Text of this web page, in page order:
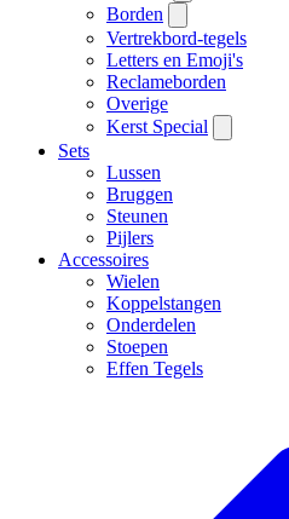
Borden
Vertrekbord-tegels
Letters en Emoji's
Reclameborden
Overige
Kerst Special
Sets
Lussen
Bruggen
Steunen
Pijlers
Accessoires
Wielen
Koppelstangen
Onderdelen
Stoepen
Effen Tegels